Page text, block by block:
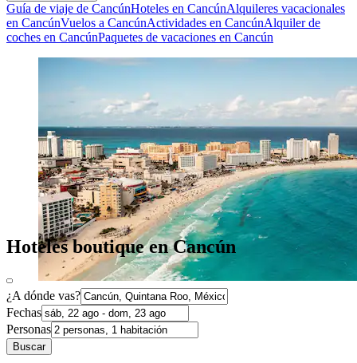
Guía de viaje de CancúnHoteles en CancúnAlquileres vacacionales
en CancúnVuelos a CancúnActividades en CancúnAlquiler de
coches en CancúnPaquetes de vacaciones en Cancún
Hoteles boutique en Cancún
¿A dónde vas?
Fechas
Personas
Buscar